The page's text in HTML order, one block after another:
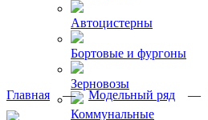
Автоцистерны
Бортовые и фургоны
Зерновозы
Коммунальные
Главная —Модельный ряд —